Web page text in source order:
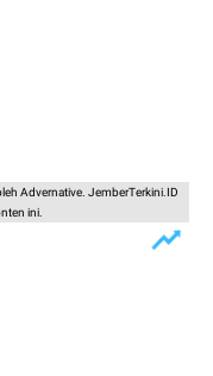
Advernative. JemberTerkini.ID
ini.